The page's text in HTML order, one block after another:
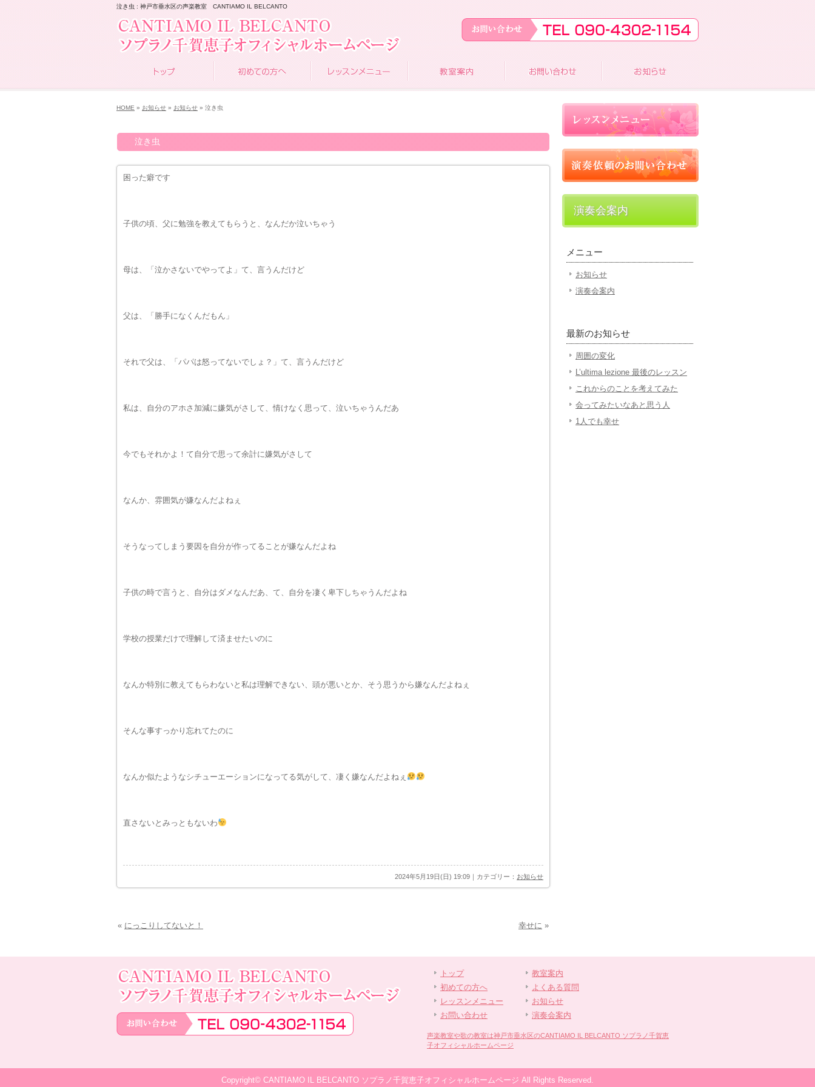
泣き虫 : 神戸市垂水区の声楽教室 CANTIAMO IL BELCANTO
HOME » お知らせ » お知らせ » 泣き虫
泣き虫
困った癖です
子供の頃、父に勉強を教えてもらうと、なんだか泣いちゃう
母は、「泣かさないでやってよ」て、言うんだけど
父は、「勝手になくんだもん」
それで父は、「パパは怒ってないでしょ？」て、言うんだけど
私は、自分のアホさ加減に嫌気がさして、情けなく思って、泣いちゃうんだあ
今でもそれかよ！て自分で思って余計に嫌気がさして
なんか、雰囲気が嫌なんだよねぇ
そうなってしまう要因を自分が作ってることが嫌なんだよね
子供の時で言うと、自分はダメなんだあ、て、自分を凄く卑下しちゃうんだよね
学校の授業だけで理解して済ませたいのに
なんか特別に教えてもらわないと私は理解できない、頭が悪いとか、そう思うから嫌なんだよねぇ
そんな事すっかり忘れてたのに
なんか似たようなシチューエーションになってる気がして、凄く嫌なんだよねぇ
直さないとみっともないわ
2024年5月19日(日) 19:09｜カテゴリー： お知らせ
« にっこりしてないと！ 幸せに »
演奏会案内
メニュー
お知らせ
演奏会案内
最新のお知らせ
周囲の変化
L’ultima lezione 最後のレッスン
これからのことを考えてみた
会ってみたいなあと思う人
1人でも幸せ
トップ
初めての方へ
レッスンメニュー
お問い合わせ
教室案内
よくある質問
お知らせ
演奏会案内
声楽教室や歌の教室は神戸市垂水区のCANTIAMO IL BELCANTO ソプラノ千賀恵
子オフィシャルホームページ
Copyright© CANTIAMO IL BELCANTO ソプラノ千賀恵子オフィシャルホームページ All Rights Reserved.